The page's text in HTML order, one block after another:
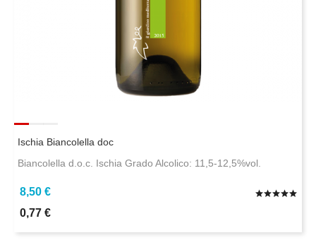
Ischia Biancolella doc
Biancolella d.o.c. Ischia Grado Alcolico: 11,5-12,5%vol.
8,50 €
0,77 €